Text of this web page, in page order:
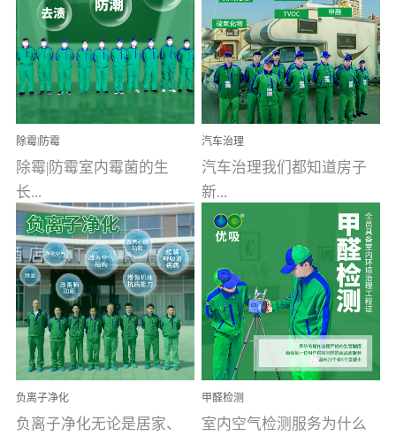
空气污染净化治理）工业
文明的进步，创造了多姿
多彩的家居产品和生活情
调，但也带来了以甲醛为
首的室内...
用行业公认奥维牌消毒
液，具备杀死人体冠状病
毒的功效，杀菌率
99.99%。相对于传统消毒
液来说，无...
除霉|防霉
除霉|防霉室内霉菌的生
长...
受温度、湿度、基质养
分、通风四个条件影响，
温暖潮湿、营养物质多、
通风缓慢的空间最易滋生
大量霉菌的...
汽车治理
汽车治理我们都知道房子
新...
装修完会有甲醛，其实汽
车的甲醛超标问题更为严
重。汽车的空间范围小，
配件、皮具、装饰多，这
些都是汽...
负离子净化
负离子净化无论是居家、
甲醛检测
室内空气检测服务为什么